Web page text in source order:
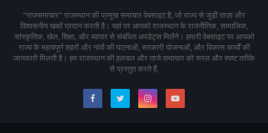
"राजसमाचार" राजस्थान की प्रमुख समाचार वेबसाइट है, जो राज्य से जुड़ी ताज़ा और
विश्वसनीय खबरें प्रदान करती है। यहां पर आपको राजस्थान के राजनीतिक, सामाजिक,
सांस्कृतिक, खेल, शिक्षा, और व्यापार से संबंधित अपडेट्स मिलेंगे। हमारी वेबसाइट पर आपको
राज्य के महत्वपूर्ण शहरों और गांवों की घटनाओं, सरकारी योजनाओं, और विकास कार्यों की
जानकारी मिलती है। हम राजस्थान की हलचल और ताजे समाचार को सरल और स्पष्ट तरीके
से प्रस्तुत करते हैं,